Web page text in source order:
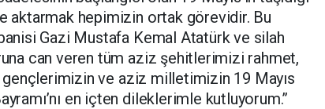
aktarmak hepimizin ortak görevidir. Bu
Gazi Mustafa Kemal Atatürk ve silah
can veren tüm aziz şehitlerimizi rahmet,
gençlerimizin ve aziz milletimizin 19 Mayıs
en içten dileklerimle kutluyorum.”